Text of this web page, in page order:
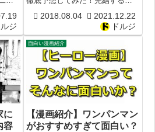
？
ルジ
クス最終巻は120巻？【最
終話まとめ】
海賊編が始まる？ONE PIECEの
結末は宴でハッピーエンド？
2018.08.04
2021.12.22
ドルジ
に
容
面白い漫画紹介
【漫画紹介】ワンパンマン
がおすすめすぎて面白い？